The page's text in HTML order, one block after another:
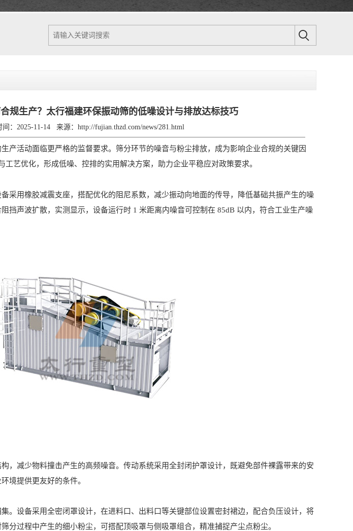
规生产？太行福建环保振动筛的低噪设计与排放达标技巧
间：2025-11-14 来源： http://fujian.thzd.com/news/281.html
活动面临更严格的监督要求。筛分环节的噪音与粉尘排放，成为影响企业合规的关键因
工艺优化，形成低噪、控排的实用解决方案，助力企业平稳应对政策要求。
用橡胶减震支座，搭配优化的阻尼系数，减少振动向地面的传导，降低基础共振产生的噪
挡声波扩散，实测显示，设备运行时 1 米距离内噪音可控制在 85dB 以内，符合工业生产噪
减少物料撞击产生的高频噪音。传动系统采用全封闭护罩设计，既避免部件裸露带来的安
境提供更友好的条件。
设备采用全密闭罩设计，在进料口、出料口等关键部位设置密封裙边，配合负压设计，将
分过程中产生的细小粉尘，可搭配顶吸罩与侧吸罩组合，精准捕捉产尘点粉尘。